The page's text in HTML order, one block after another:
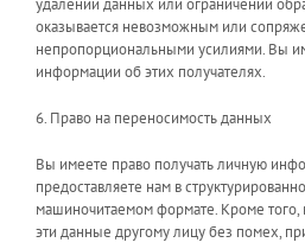
удалении данных или ограничении
оказывается невозможным или
непропорциональными усилиями. Вы
информации об этих получателях.
6. Право на переносимость данных
Вы имеете право получать личную
предоставляете нам в
машиночитаемом формате. Кроме того,
эти данные другому лицу без помех,